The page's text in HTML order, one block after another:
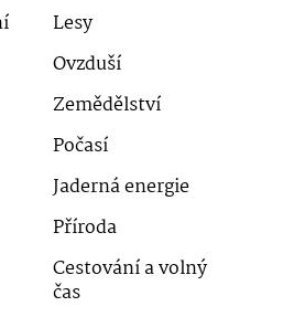
Lesy
Ovzduší
Zemědělství
Počasí
Jaderná energie
Příroda
Cestování a volný
čas